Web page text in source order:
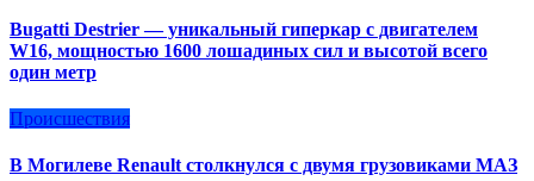
Bugatti Destrier — уникальный гиперкар с двигателем
W16, мощностью 1600 лошадиных сил и высотой всего
один метр
Происшествия
В Могилеве Renault столкнулся с двумя грузовиками МАЗ